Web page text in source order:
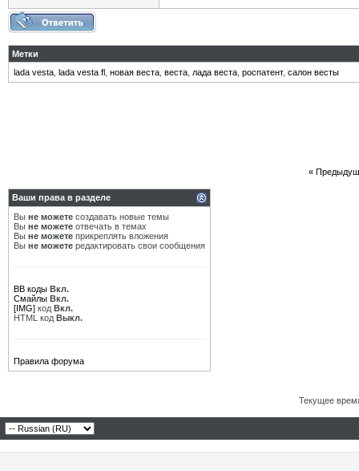
Метки
lada vesta lada vesta fl новая веста веста лада веста роспатент, салон весты
«
Ваши права в разделе
Вы не можете создавать новые темы
Вы не можете отвечать в темах
Вы не можете прикреплять вложения
Вы не можете редактировать свои сообщения
BB коды Вкл.
Смайлы Вкл.
[IMG] код Вкл.
HTML код Выкл.
Правила форума
Текущее